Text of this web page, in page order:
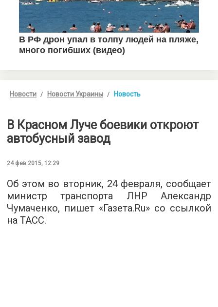
Новости Новости Украины Новость
В Красном Луче боевики откроют
автобусный завод
24 фев 2015, 12:29
Об этом во вторник, 24 февраля, сообщает
министр транспорта ЛНР Александр
Чумаченко, пишет «Газета.Ru» со ссылкой
на ТАСС.